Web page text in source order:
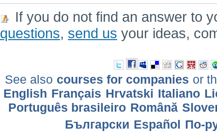
If you do not find an answer to
questions, send us your ideas,
See also courses for companies or
English Français Hrvatski Italiano
Português brasileiro Română
Български Еspañol По-